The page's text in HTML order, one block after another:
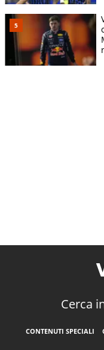
Cerca
CONTENUTI SPECIALI